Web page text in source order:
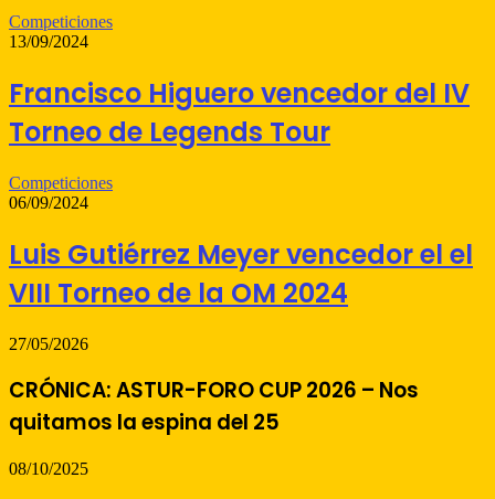
Competiciones
13/09/2024
Francisco Higuero vencedor del IV
Torneo de Legends Tour
Competiciones
06/09/2024
Luis Gutiérrez Meyer vencedor el el
VIII Torneo de la OM 2024
27/05/2026
CRÓNICA: ASTUR-FORO CUP 2026 – Nos
quitamos la espina del 25
08/10/2025